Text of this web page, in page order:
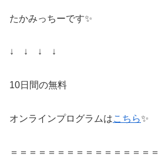
たかみっちーです✨
↓ ↓ ↓ ↓
10日間の無料
オンラインプログラムはこちら✨
＝＝＝＝＝＝＝＝＝＝＝＝＝＝＝＝